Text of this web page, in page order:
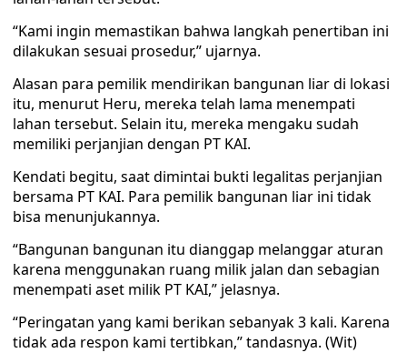
“Kami ingin memastikan bahwa langkah penertiban ini
dilakukan sesuai prosedur,” ujarnya.
Alasan para pemilik mendirikan bangunan liar di lokasi
itu, menurut Heru, mereka telah lama menempati
lahan tersebut. Selain itu, mereka mengaku sudah
memiliki perjanjian dengan PT KAI.
Kendati begitu, saat dimintai bukti legalitas perjanjian
bersama PT KAI. Para pemilik bangunan liar ini tidak
bisa menunjukannya.
“Bangunan bangunan itu dianggap melanggar aturan
karena menggunakan ruang milik jalan dan sebagian
menempati aset milik PT KAI,” jelasnya.
“Peringatan yang kami berikan sebanyak 3 kali. Karena
tidak ada respon kami tertibkan,” tandasnya. (Wit)